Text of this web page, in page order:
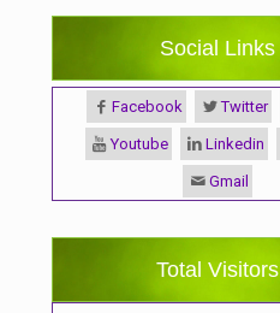
Social Links
Facebook Twitter
Youtube Linkedin
Gmail
Total Visitors